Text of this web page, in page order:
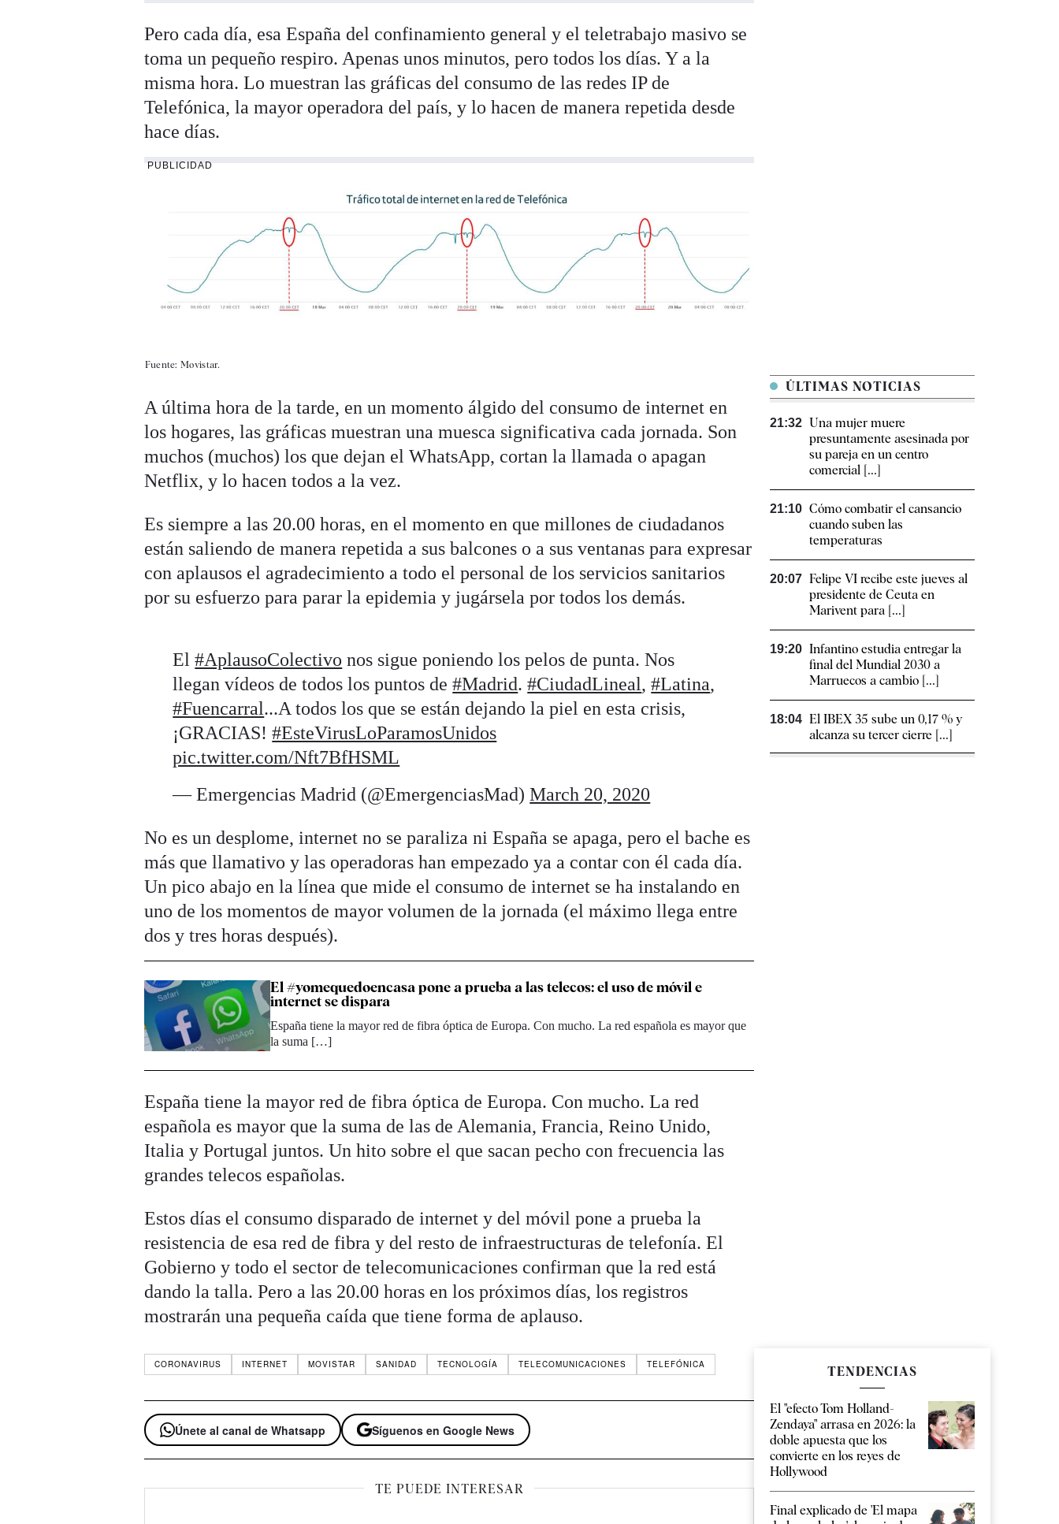
Pero cada día, esa España del confinamiento general y el teletrabajo masivo se
toma un pequeño respiro. Apenas unos minutos, pero todos los días. Y a la
misma hora. Lo muestran las gráficas del consumo de las redes IP de
Telefónica, la mayor operadora del país, y lo hacen de manera repetida desde
hace días.
PUBLICIDAD
Fuente: Movistar.
A última hora de la tarde, en un momento álgido del consumo de internet en
los hogares, las gráficas muestran una muesca significativa cada jornada. Son
muchos (muchos) los que dejan el WhatsApp, cortan la llamada o apagan
Netflix, y lo hacen todos a la vez.
Es siempre a las 20.00 horas, en el momento en que millones de ciudadanos
están saliendo de manera repetida a sus balcones o a sus ventanas para expresar
con aplausos el agradecimiento a todo el personal de los servicios sanitarios
por su esfuerzo para parar la epidemia y jugársela por todos los demás.
El#AplausoColectivo nos sigue poniendo los pelos de punta. Nos
llegan vídeos de todos los puntos de#Madrid.#CiudadLineal,#Latina,
#Fuencarral...A todos los que se están dejando la piel en esta crisis,
¡GRACIAS!#EsteVirusLoParamosUnidos
pic.twitter.com/Nft7BfHSML
— Emergencias Madrid (@EmergenciasMad)March 20, 2020
No es un desplome, internet no se paraliza ni España se apaga, pero el bache es
más que llamativo y las operadoras han empezado ya a contar con él cada día.
Un pico abajo en la línea que mide el consumo de internet se ha instalando en
uno de los momentos de mayor volumen de la jornada (el máximo llega entre
dos y tres horas después).
El #yomequedoencasa pone a prueba a las telecos: el uso de móvil e
internet se dispara
España tiene la mayor red de fibra óptica de Europa. Con mucho. La red española es mayor que
la suma […]
España tiene la mayor red de fibra óptica de Europa. Con mucho. La red
española es mayor que la suma de las de Alemania, Francia, Reino Unido,
Italia y Portugal juntos. Un hito sobre el que sacan pecho con frecuencia las
grandes telecos españolas.
Estos días el consumo disparado de internet y del móvil pone a prueba la
resistencia de esa red de fibra y del resto de infraestructuras de telefonía. El
Gobierno y todo el sector de telecomunicaciones confirman que la red está
dando la talla. Pero a las 20.00 horas en los próximos días, los registros
mostrarán una pequeña caída que tiene forma de aplauso.
CORONAVIRUS INTERNET MOVISTAR SANIDAD TECNOLOGÍA TELECOMUNICACIONES TELEFÓNICA
Únete al canal de Whatsapp Síguenos en Google News
TE PUEDE INTERESAR
ÚLTIMAS NOTICIAS
21:32 Una mujer muere
presuntamente asesinada por
su pareja en un centro
comercial [...]
21:10 Cómo combatir el cansancio​
cuando suben las
temperaturas
20:07 Felipe VI recibe este jueves al
presidente de Ceuta en
Marivent para [...]
19:20 Infantino estudia entregar la
final del Mundial 2030 a
Marruecos a cambio [...]
18:04 El IBEX 35 sube un 0,17 % y
alcanza su tercer cierre [...]
TENDENCIAS
El "efecto Tom Holland-
Zendaya" arrasa en 2026: la
doble apuesta que los
convierte en los reyes de
Hollywood
Final explicado de 'El mapa